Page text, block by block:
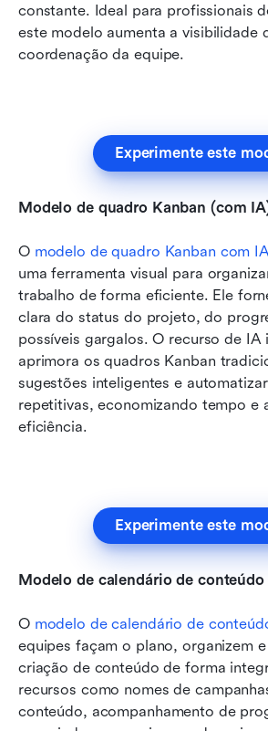
constante. Ideal para profissionais
este modelo aumenta a visibilidade
coordenação da equipe.
Experimente este
Modelo de quadro Kanban (com
O modelo de quadro Kanban com
uma ferramenta visual para
trabalho de forma eficiente. Ele
clara do status do projeto, do
possíveis gargalos. O recurso de IA
aprimora os quadros Kanban
sugestões inteligentes e
repetitivas, economizando tempo e
eficiência.
Experimente este
Modelo de calendário de conteúdo
O modelo de calendário de
equipes façam o plano, organizem
criação de conteúdo de forma
recursos como nomes de
conteúdo, acompanhamento de